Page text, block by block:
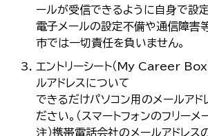
ールが受信できるように自身で設定
電子メールの設定不備や通信障害
市では一切責任を負いません。
エントリーシート（My Career Box
ルアドレスについて
できるだけパソコン用のメールアド
ださい。（スマートフォンのフリーメ
注）携帯電話会社のメールアドレス